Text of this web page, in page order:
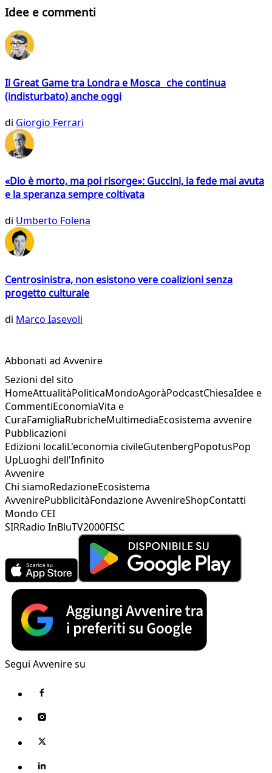
Idee e commenti
Il Great Game tra Londra e Mosca che continua
(indisturbato) anche oggi
di Giorgio Ferrari
«Dio è morto, ma poi risorge»: Guccini, la fede mai avuta
e la speranza sempre coltivata
di Umberto Folena
Centrosinistra, non esistono vere coalizioni senza
progetto culturale
di Marco Iasevoli
Abbonati ad Avvenire
Sezioni del sito
HomeAttualitàPoliticaMondoAgoràPodcastChiesaIdee e
CommentiEconomiaVita e
CuraFamigliaRubricheMultimediaEcosistema avvenire
Pubblicazioni
Edizioni localiL'economia civileGutenbergPopotusPop
UpLuoghi dell'Infinito
Avvenire
Chi siamoRedazioneEcosistema
AvvenirePubblicitàFondazione AvvenireShopContatti
Mondo CEI
SIRRadio InBluTV2000FISC
Segui Avvenire su